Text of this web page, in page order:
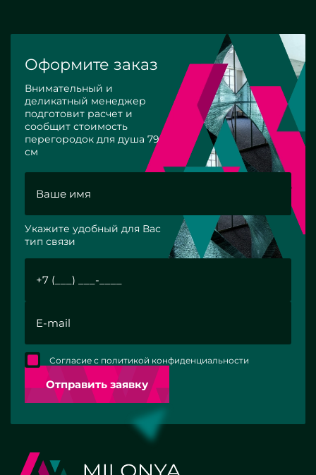
Оформите заказ
Внимательный и
деликатный менеджер
подготовит расчет и
сообщит стоимость
перегородок для душа 79
см
Укажите удобный для Вас
тип связи
Отправить заявку
Согласие с политикой конфиденциальности